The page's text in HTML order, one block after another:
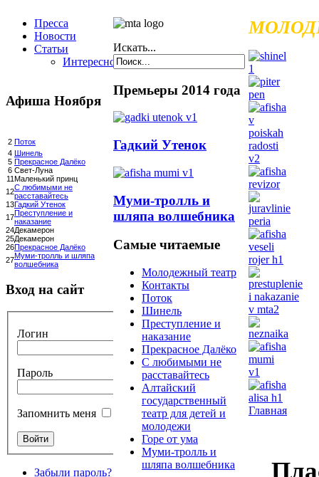
Пресса
Новости
Статьи
Интересное
Афиша Ноября
2 Поток
4 Шинель
5 Прекрасное Далёко
6 Свет-Луна
11Маленький принц
12С любимыми не
расставайтесь
13Гадкий Утенок
17Преступление и
наказание
24Декамерон
25Декамерон
26Прекрасное Далёко
27Муми-тролль и шляпа
волшебника
Вход на сайт
Логин
Пароль
Запомнить меня
Забыли пароль?
Искать...
Премьеры 2014 года
Гадкий Утенок
Муми-тролль и
шляпа волшебника
Самые читаемые
Молодежный театр
Контакты
Поток
Шинель
Преступление и
наказание
Прекрасное Далёко
С любимыми не
расставайтесь
Алтайский
государственный
театр для детей и
молодежи
Горе от ума
Муми-тролль и
шляпа волшебника
Главная